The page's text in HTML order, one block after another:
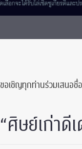
ขอเชิญทุกท่านร่วมเสนอชื่
“ศิษย์เก่าดี